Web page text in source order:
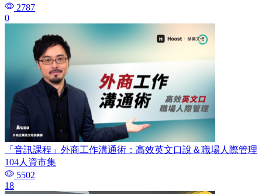
2787
0
「音訊課程」外商工作溝通術：高效英文口說＆職場人際管理
104人資市集
5502
18